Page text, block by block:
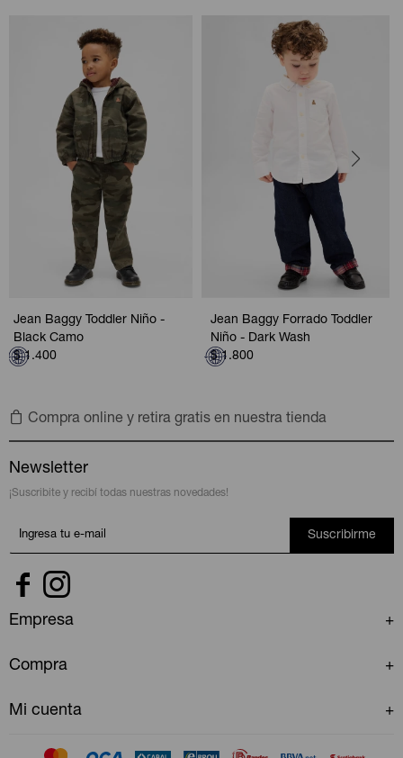
Jean Baggy Toddler Niño -
Black Camo
$ 1.400
Jean Baggy Forrado Toddler
Niño - Dark Wash
$ 1.800
Compra online y retira gratis en nuestra tienda
Newsletter
¡Suscribite y recibí todas nuestras novedades!
Suscribirme
 
Empresa
Compra
Mi cuenta